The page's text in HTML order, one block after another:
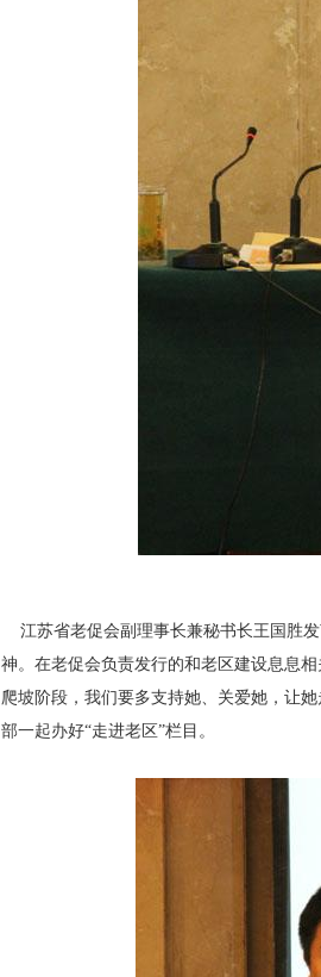
江苏省老促会副理事长兼秘书长王国胜
神。在老促会负责发行的和老区建设息息
爬坡阶段，我们要多支持她、关爱她，让
部一起办好“走进老区”栏目。